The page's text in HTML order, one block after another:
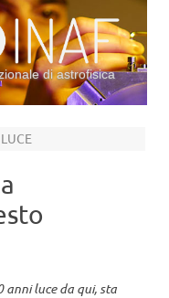
di astrofisica
anni luce da qui, sta